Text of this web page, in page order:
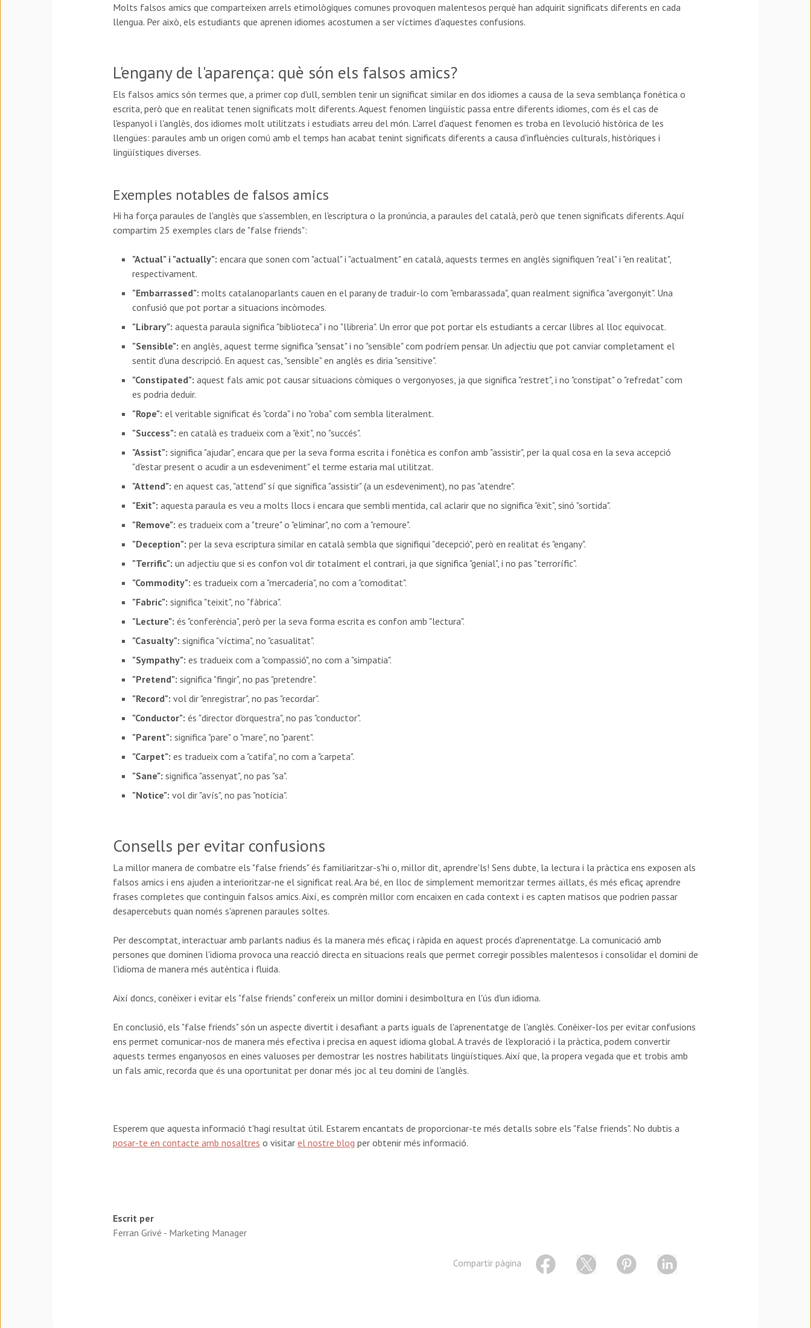
Molts falsos amics que comparteixen arrels etimològiques comunes provoquen malentesos perquè han adquirit significats diferents en cada
llengua. Per això, els estudiants que aprenen idiomes acostumen a ser víctimes d'aquestes confusions.
L'engany de l'aparença: què són els falsos amics?
Els falsos amics són termes que, a primer cop d'ull, semblen tenir un significat similar en dos idiomes a causa de la seva semblança fonètica o
escrita, però que en realitat tenen significats molt diferents. Aquest fenomen lingüístic passa entre diferents idiomes, com és el cas de
l'espanyol i l'anglès, dos idiomes molt utilitzats i estudiats arreu del món. L'arrel d'aquest fenomen es troba en l'evolució històrica de les
llengües: paraules amb un origen comú amb el temps han acabat tenint significats diferents a causa d'influències culturals, històriques i
lingüístiques diverses.
Exemples notables de falsos amics
Hi ha força paraules de l'anglès que s'assemblen, en l'escriptura o la pronúncia, a paraules del català, però que tenen significats diferents. Aquí
compartim 25 exemples clars de "false friends":
"Actual" i "actually": encara que sonen com "actual" i "actualment" en català, aquests termes en anglès signifiquen "real" i "en realitat",
respectivament.
"Embarrassed": molts catalanoparlants cauen en el parany de traduir-lo com "embarassada", quan realment significa "avergonyit". Una
confusió que pot portar a situacions incòmodes.
"Library": aquesta paraula significa "biblioteca" i no "llibreria". Un error que pot portar els estudiants a cercar llibres al lloc equivocat.
"Sensible": en anglès, aquest terme significa "sensat" i no "sensible" com podríem pensar. Un adjectiu que pot canviar completament el
sentit d'una descripció. En aquest cas, "sensible" en anglès es diria "sensitive".
"Constipated": aquest fals amic pot causar situacions còmiques o vergonyoses, ja que significa "restret", i no "constipat" o "refredat" com
es podria deduir.
"Rope": el veritable significat és "corda" i no "roba" com sembla literalment.
"Success": en català es tradueix com a "èxit", no "succés".
"Assist": significa "ajudar", encara que per la seva forma escrita i fonètica es confon amb "assistir", per la qual cosa en la seva accepció
"d'estar present o acudir a un esdeveniment" el terme estaria mal utilitzat.
"Attend": en aquest cas, "attend" sí que significa "assistir" (a un esdeveniment), no pas "atendre".
"Exit": aquesta paraula es veu a molts llocs i encara que sembli mentida, cal aclarir que no significa "èxit", sinó "sortida".
"Remove": es tradueix com a "treure" o "eliminar", no com a "remoure".
"Deception": per la seva escriptura similar en català sembla que signifiqui "decepció", però en realitat és "engany".
"Terrific": un adjectiu que si es confon vol dir totalment el contrari, ja que significa "genial", i no pas "terrorífic".
"Commodity": es tradueix com a "mercaderia", no com a "comoditat".
"Fabric": significa "teixit", no "fàbrica".
"Lecture": és "conferència", però per la seva forma escrita es confon amb "lectura".
"Casualty": significa "víctima", no "casualitat".
"Sympathy": es tradueix com a "compassió", no com a "simpatia".
"Pretend": significa "fingir", no pas "pretendre".
"Record": vol dir "enregistrar", no pas "recordar".
"Conductor": és "director d'orquestra", no pas "conductor".
"Parent": significa "pare" o "mare", no "parent".
"Carpet": es tradueix com a "catifa", no com a "carpeta".
"Sane": significa "assenyat", no pas "sa".
"Notice": vol dir "avís", no pas "notícia".
Consells per evitar confusions
La millor manera de combatre els "false friends" és familiaritzar-s'hi o, millor dit, aprendre'ls! Sens dubte, la lectura i la pràctica ens exposen als
falsos amics i ens ajuden a interioritzar-ne el significat real. Ara bé, en lloc de simplement memoritzar termes aïllats, és més eficaç aprendre
frases completes que continguin falsos amics. Així, es comprèn millor com encaixen en cada context i es capten matisos que podrien passar
desapercebuts quan només s'aprenen paraules soltes.
Per descomptat, interactuar amb parlants nadius és la manera més eficaç i ràpida en aquest procés d'aprenentatge. La comunicació amb
persones que dominen l'idioma provoca una reacció directa en situacions reals que permet corregir possibles malentesos i consolidar el domini de
l'idioma de manera més autèntica i fluida.
Així doncs, conèixer i evitar els "false friends" confereix un millor domini i desimboltura en l'ús d'un idioma.
En conclusió, els "false friends" són un aspecte divertit i desafiant a parts iguals de l'aprenentatge de l'anglès. Conèixer-los per evitar confusions
ens permet comunicar-nos de manera més efectiva i precisa en aquest idioma global. A través de l'exploració i la pràctica, podem convertir
aquests termes enganyosos en eines valuoses per demostrar les nostres habilitats lingüístiques. Així que, la propera vegada que et trobis amb
un fals amic, recorda que és una oportunitat per donar més joc al teu domini de l'anglès.
Esperem que aquesta informació t'hagi resultat útil. Estarem encantats de proporcionar-te més detalls sobre els "false friends". No dubtis a
posar-te en contacte amb nosaltres o visitar el nostre blog per obtenir més informació.
Escrit per
Ferran Grivé - Marketing Manager
Compartir pàgina